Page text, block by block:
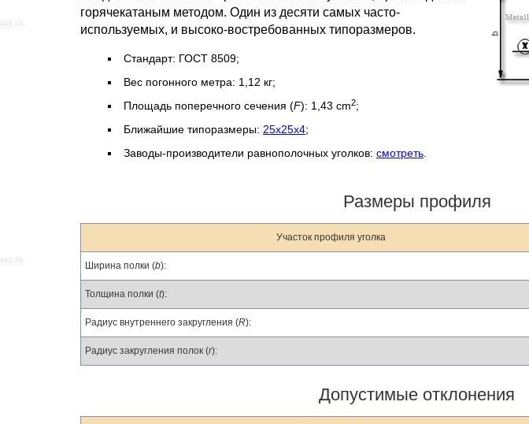
горячекатаным методом. Один из десяти самых часто-
используемых, и высоко-востребованных типоразмеров.
Стандарт: ГОСТ 8509;
Вес погонного метра: 1,12 кг;
Площадь поперечного сечения (F): 1,43 cm2;
Ближайшие типоразмеры: 25x25x4;
Заводы-производители равнополочных уголков: смотреть
Размеры профиля
Участок профиля уголка
Ширина полки (b):
Толщина полки (t):
Радиус внутреннего закругления (R):
Радиус закругления полок (r):
Допустимые отклонения